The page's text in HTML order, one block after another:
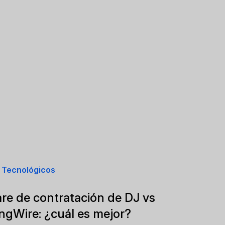
de contratación de DJ vs
¿cuál es mejor?